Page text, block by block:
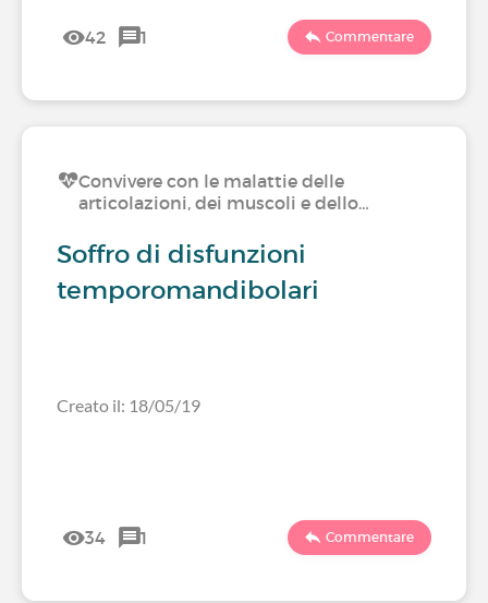
42 1 Commentare
Convivere con le malattie delle
articolazioni, dei muscoli e dello…
Soffro di disfunzioni
temporomandibolari
Creato il: 18/05/19
34 1 Commentare